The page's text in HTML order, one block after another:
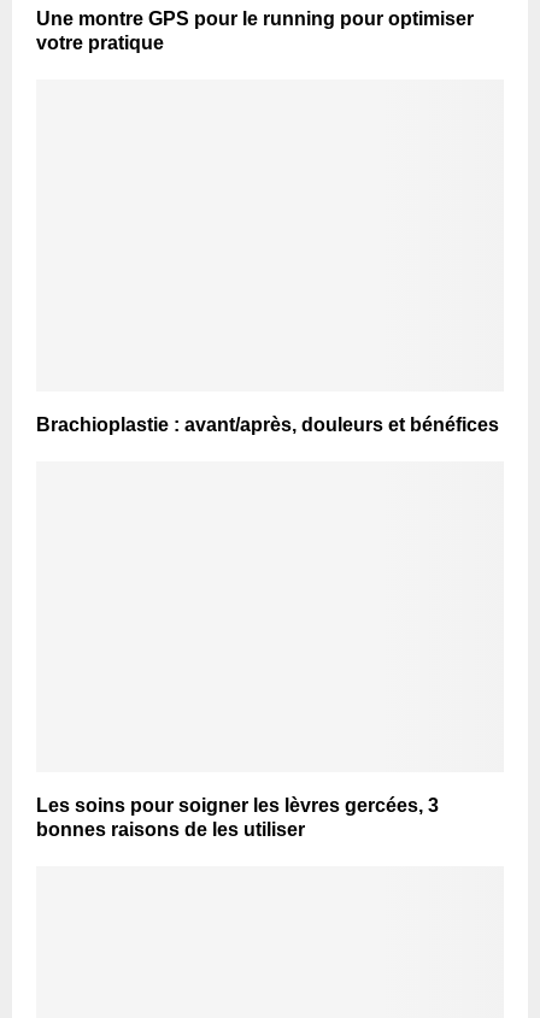
Une montre GPS pour le running pour optimiser
votre pratique
Brachioplastie : avant/après, douleurs et bénéfices
Les soins pour soigner les lèvres gercées, 3
bonnes raisons de les utiliser